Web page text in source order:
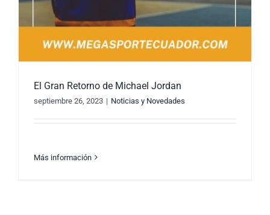
El Gran Retorno de Michael Jordan
septiembre 26, 2023 | Noticias y Novedades
Más información